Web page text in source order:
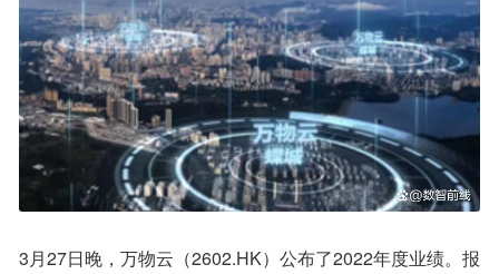
3月27日晚，万物云（2602.HK）公布了2022年度业绩。报